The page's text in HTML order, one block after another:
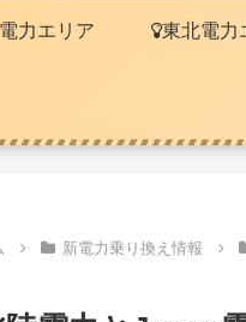
力エリア 東北電力
新電力乗り換え情報